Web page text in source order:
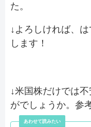
た。
↓よろしければ、
します！
↓米国株だけでは
がでしょうか。参